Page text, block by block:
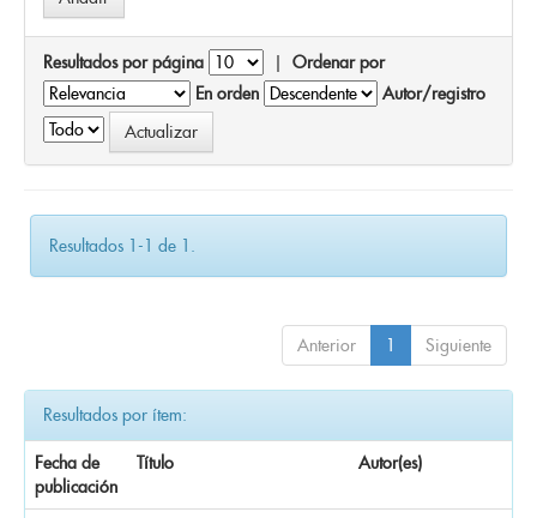
Resultados por página | Ordenar por
En orden
Autor/registro
Resultados 1-1 de 1.
Anterior 1 Siguiente
Resultados por ítem:
Fecha de
publicación
Título Autor(es)